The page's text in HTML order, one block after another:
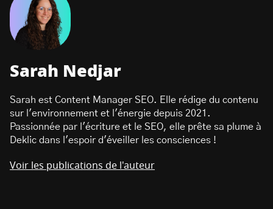
Sarah Nedjar
Sarah est Content Manager SEO. Elle rédige du contenu
sur l'environnement et l'énergie depuis 2021.
Passionnée par l'écriture et le SEO, elle prête sa plume à
Deklic dans l'espoir d'éveiller les consciences !
Voir les publications de l'auteur